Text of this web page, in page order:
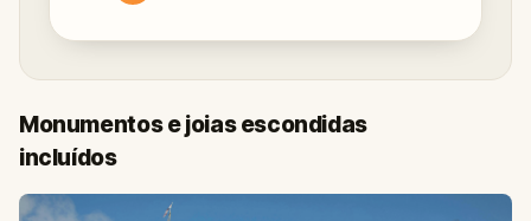
Monumentos e joias escondidas
incluídos